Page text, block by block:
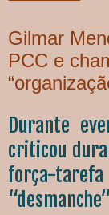
Gilmar
PCC e
Durante
criticou
força-